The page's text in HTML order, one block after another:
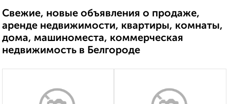
Свежие, новые объявления о продаже,
аренде недвижимости, квартиры, комнаты,
дома, машиноместа, коммерческая
недвижимость в Белгороде